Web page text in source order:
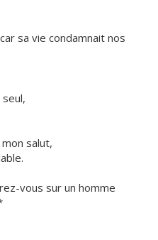
sa vie condamnait nos
seul,
salut,
vous sur un homme